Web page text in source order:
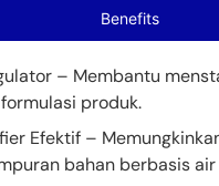
Benefits
– Membantu
produk.
Efektif –
bahan berbasis